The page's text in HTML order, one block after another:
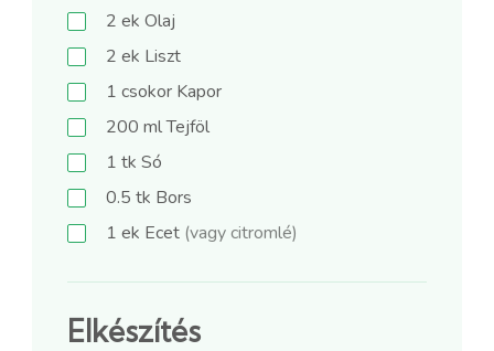
2 ek Olaj
2 ek Liszt
1 csokor Kapor
200 mlTejföl
1 tk Só
0.5 tk Bors
1 ek Ecet (vagy citromlé)
Elkészítés